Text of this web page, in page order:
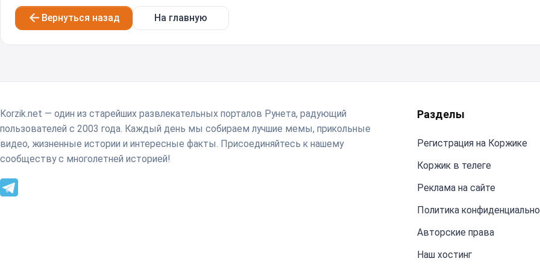
Вернуться назад На главную
Korzik.net — один из старейших развлекательных порталов Рунета, радующий
пользователей с 2003 года. Каждый день мы собираем лучшие мемы, прикольные
видео, жизненные истории и интересные факты. Присоединяйтесь к нашему
сообществу с многолетней историей!
Разделы
Регистрация на Коржике
Коржик в телеге
Реклама на сайте
Политика
Авторские права
Наш хостинг